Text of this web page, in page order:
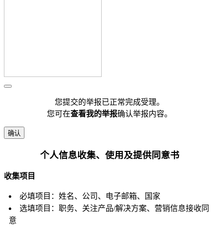
您提交的举报已正常完成受理。
您可在查看我的举报确认举报内容。
确认
个人信息收集、使用及提供同意书
收集项目
必填项目：姓名、公司、电子邮箱、国家
选填项目：职务、关注产品/解决方案、营销信息接收同
意